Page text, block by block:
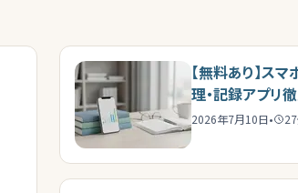
【無料あり】スマ
理・記録アプリ
長実感
2026年7月10日• 27